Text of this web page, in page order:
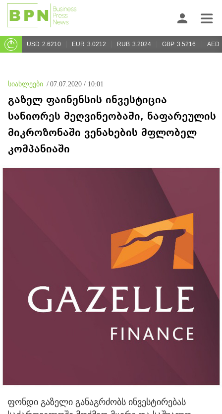
USD 2.6210 EUR 3.0212 RUB 3.2024 GBP 3.5216 AED
სიახლეები / 07.07.2020 / 10:01
გაზელ ფაინენსის ინვესტიცია
სანიორეს მეღვინეობაში, ნაფარეულის
მიკროზონაში ვენახების მფლობელ
კომპანიაში
ფონდი გაზელი განაგრძობს ინვესტირებას